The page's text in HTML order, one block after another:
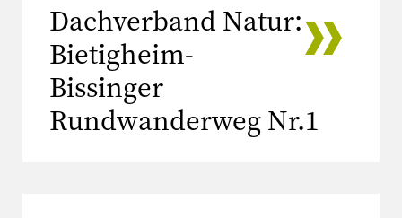
Dachverband Natur:
Bietigheim-
Bissinger
Rundwanderweg Nr.1